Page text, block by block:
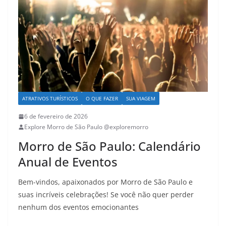
ATRATIVOS TURÍSTICOS O QUE FAZER SUA VIAGEM
6 de fevereiro de 2026
Explore Morro de São Paulo @exploremorro
Morro de São Paulo: Calendário
Anual de Eventos
Bem-vindos, apaixonados por Morro de São Paulo e
suas incríveis celebrações! Se você não quer perder
nenhum dos eventos emocionantes